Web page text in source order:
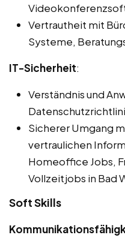
Vertrautheit mit
Systeme,
IT-Sicherheit:
Verständnis und
Sicherer Umgang
vertraulichen
Homeoffice Jobs,
Vollzeitjobs in Bad
Soft Skills